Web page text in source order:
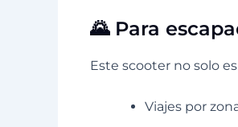
🌄 Para
Este scooter no solo
Viajes por